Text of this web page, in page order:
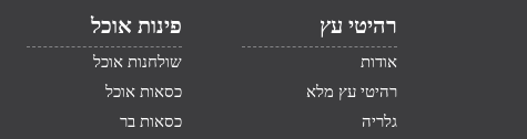
רהיטי עץ
אודות
רהיטי עץ מלא
גלריה
פינות אוכל
שולחנות אוכל
כסאות אוכל
כסאות בר